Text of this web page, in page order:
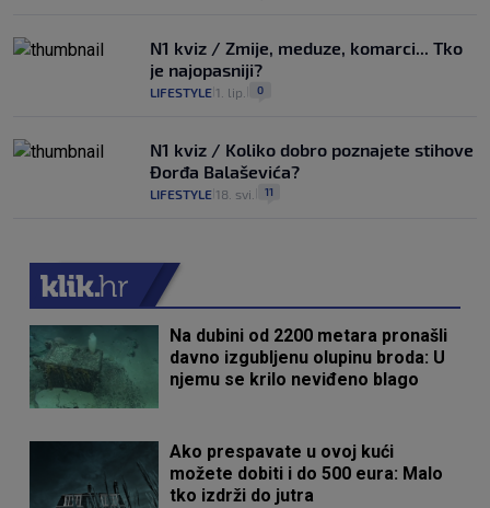
N1 kviz / Zmije, meduze, komarci... Tko
je najopasniji?
LIFESTYLE 1. lip. 0
N1 kviz / Koliko dobro poznajete stihove
Đorđa Balaševića?
LIFESTYLE 18. svi. 11
Na dubini od 2200 metara pronašli
davno izgubljenu olupinu broda: U
njemu se krilo neviđeno blago
Ako prespavate u ovoj kući
možete dobiti i do 500 eura: Malo
tko izdrži do jutra